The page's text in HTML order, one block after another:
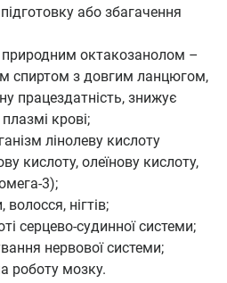
або збагачення
природним октакозанолом –
спиртом з довгим ланцюгом,
працездатність, знижує
крові;
лінолеву кислоту
кислоту, олеїнову кислоту,
3);
нігтів;
серцево-судинної системи;
нервової системи;
роботу мозку.